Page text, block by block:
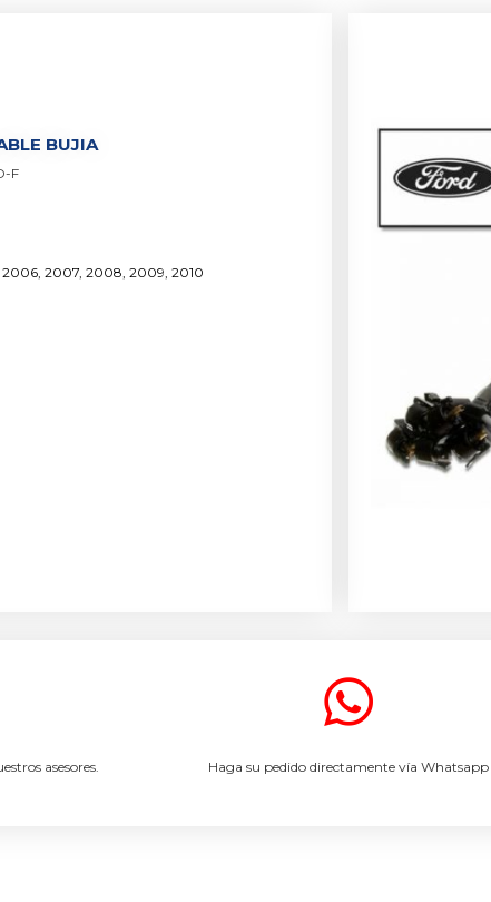
BUJIA
F
2007, 2008, 2009, 2010
asesores. Haga su pedido directamente vía Whatsapp